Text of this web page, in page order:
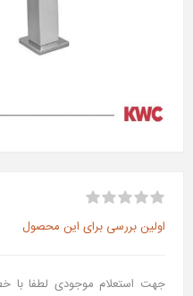
اولین بررسی برای این محصول